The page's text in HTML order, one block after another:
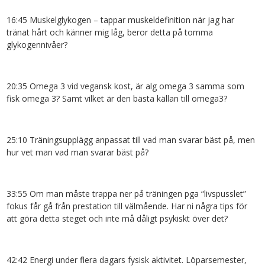
16:45 Muskelglykogen – tappar muskeldefinition när jag har
tränat hårt och känner mig låg, beror detta på tomma
glykogennivåer?
20:35 Omega 3 vid vegansk kost, är alg omega 3 samma som
fisk omega 3? Samt vilket är den bästa källan till omega3?
25:10 Träningsupplägg anpassat till vad man svarar bäst på, men
hur vet man vad man svarar bäst på?
33:55 Om man måste trappa ner på träningen pga “livspusslet”
fokus får gå från prestation till välmående. Har ni några tips för
att göra detta steget och inte må dåligt psykiskt över det?
42:42 Energi under flera dagars fysisk aktivitet. Löparsemester,